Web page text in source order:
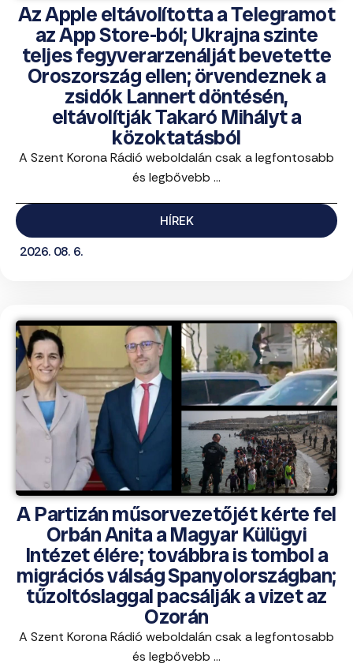
Az Apple eltávolította a Telegramot
az App Store-ból; Ukrajna szinte
teljes fegyverarzenálját bevetette
Oroszország ellen; örvendeznek a
zsidók Lannert döntésén,
eltávolítják Takaró Mihályt a
közoktatásból
A Szent Korona Rádió weboldalán csak a legfontosabb
és legbővebb ...
HÍREK
2026. 08. 6.
A Partizán műsorvezetőjét kérte fel
Orbán Anita a Magyar Külügyi
Intézet élére; továbbra is tombol a
migrációs válság Spanyolországban;
tűzoltóslaggal pacsálják a vizet az
Ozorán
A Szent Korona Rádió weboldalán csak a legfontosabb
és legbővebb ...